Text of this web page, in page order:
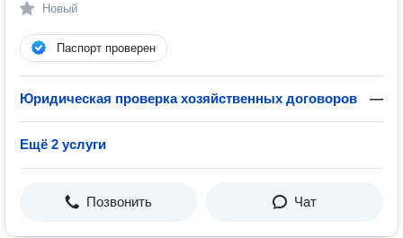
Новый
Паспорт проверен
Юридическая проверка хозяйственных договоров —
Ещё 2 услуги
Позвонить Чат